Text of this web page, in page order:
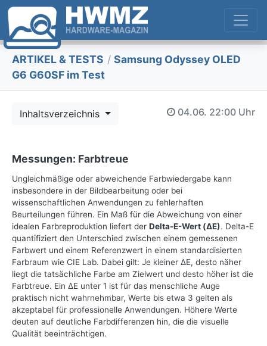
ARTIKEL & TESTS / Samsung Odyssey OLED
G6 G60SF im Test
Inhaltsverzeichnis 04.06. 22:00 Uhr
Messungen: Farbtreue
Ungleichmäßige oder abweichende Farbwiedergabe kann
insbesondere in der Bildbearbeitung oder bei
wissenschaftlichen Anwendungen zu fehlerhaften
Beurteilungen führen. Ein Maß für die Abweichung von einer
idealen Farbreproduktion liefert der Delta-E-Wert (ΔE). Delta-E
quantifiziert den Unterschied zwischen einem gemessenen
Farbwert und einem Referenzwert in einem standardisierten
Farbraum wie CIE Lab. Dabei gilt: Je kleiner ΔE, desto näher
liegt die tatsächliche Farbe am Zielwert und desto höher ist die
Farbtreue. Ein ΔE unter 1 ist für das menschliche Auge
praktisch nicht wahrnehmbar, Werte bis etwa 3 gelten als
akzeptabel für professionelle Anwendungen. Höhere Werte
deuten auf deutliche Farbdifferenzen hin, die die visuelle
Qualität beeinträchtigen.